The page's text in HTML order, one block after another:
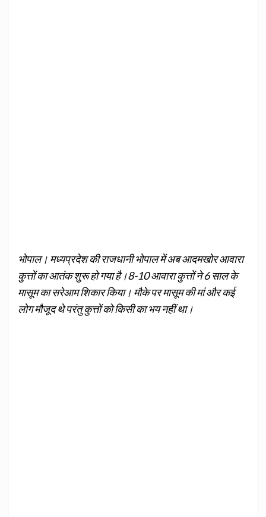
भोपाल। मध्यप्रदेश की राजधानी भोपाल में अब आदमखोर आवारा
कुत्तों का आतंक शुरू हो गया है।8-10 आवारा कुत्तों ने 6 साल के
मासूम का सरेआम शिकार किया। मौके पर मासूम की मां और कई
लोग मौजूद थे परंतु कुत्तों को किसी का भय नहीं था।